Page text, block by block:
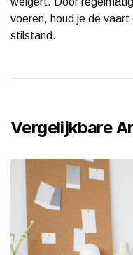
voeren, houd je de
stilstand.
Vergelijkbare